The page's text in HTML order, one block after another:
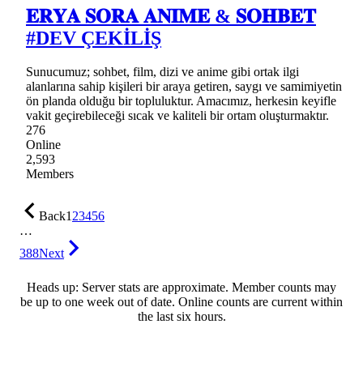
𝐄𝐑𝐘𝐀 𝐒𝐎𝐑𝐀 𝐀𝐍𝐈̇𝐌𝐄 & 𝐒𝐎𝐇𝐁𝐄𝐓
#DEV ÇEKİLİŞ
Sunucumuz; sohbet, film, dizi ve anime gibi ortak ilgi
alanlarına sahip kişileri bir araya getiren, saygı ve samimiyetin
ön planda olduğu bir topluluktur. Amacımız, herkesin keyifle
vakit geçirebileceği sıcak ve kaliteli bir ortam oluşturmaktır.
276
Online
2,593
Members
Back123456
…
388Next
Heads up: Server stats are approximate. Member counts may
be up to one week out of date. Online counts are current within
the last six hours.